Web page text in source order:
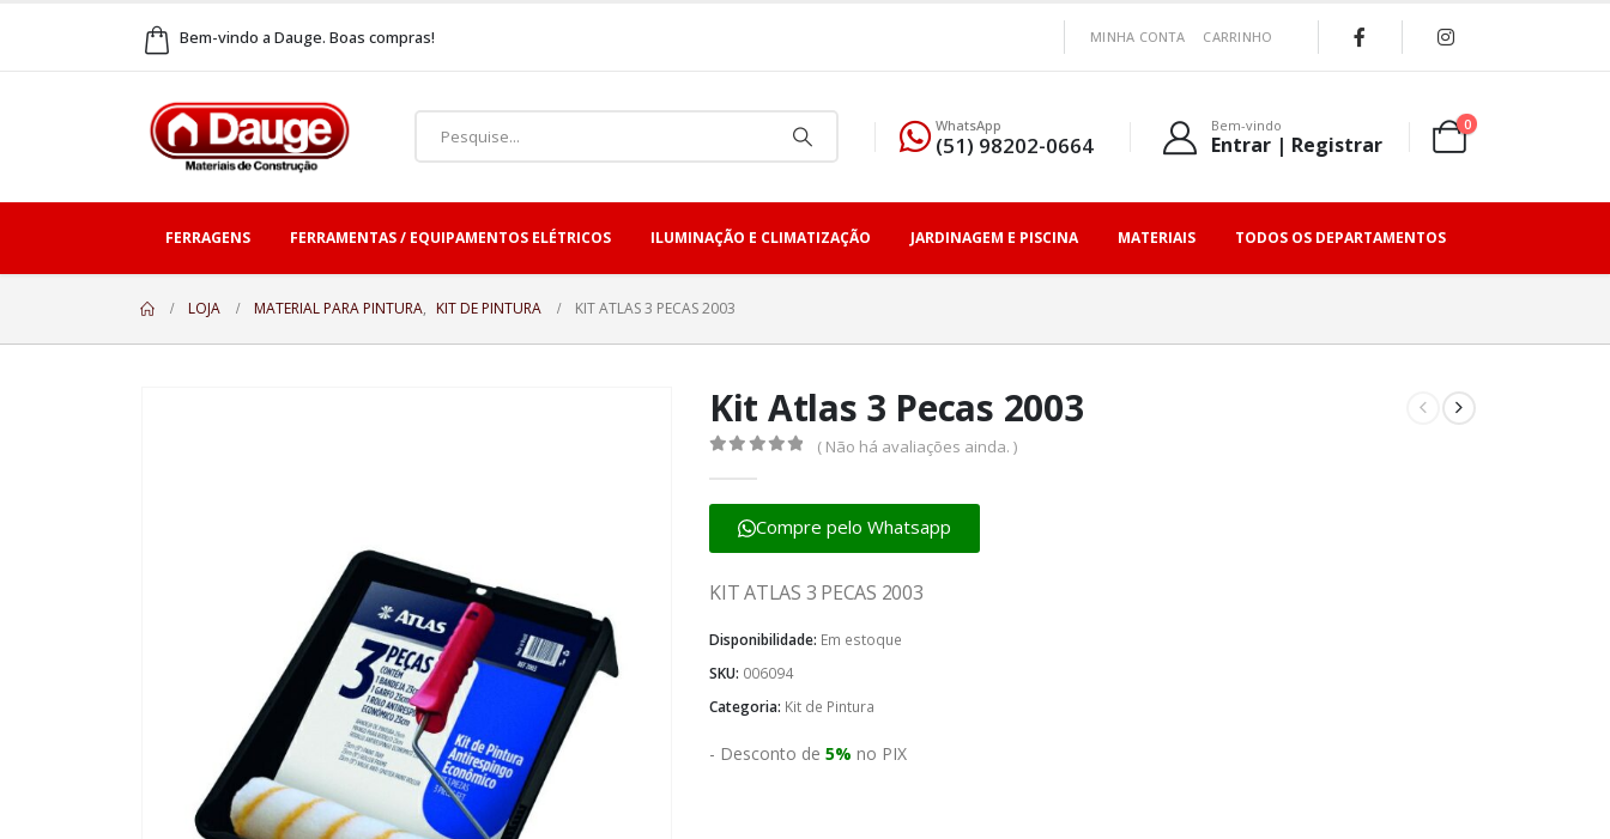
Bem-vindo a Dauge. Boas compras! MINHA CONTA CARRINHO
WhatsApp
(51) 98202-0664
Bem-vindo
Entrar | Registrar
0
FERRAGENS FERRAMENTAS / EQUIPAMENTOS ELÉTRICOS ILUMINAÇÃO E CLIMATIZAÇÃO JARDINAGEM E PISCINA MATERIAIS TODOS OS DEPARTAMENTOS
LOJA MATERIAL PARA PINTURA, KIT DE PINTURA KIT ATLAS 3 PECAS 2003
Kit Atlas 3 Pecas 2003
( Não há avaliações ainda. )
Compre pelo Whatsapp
KIT ATLAS 3 PECAS 2003
Disponibilidade: Em estoque
SKU: 006094
Categoria: Kit de Pintura
- Desconto de 5% no PIX